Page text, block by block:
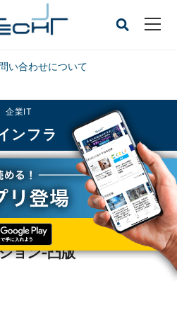
い合わせについて
CLOSE
企業IT
ンフラ
ットを遠隔操作するソリューション‐凸版
なぎ複数のロボットを遠
ョン‐凸版